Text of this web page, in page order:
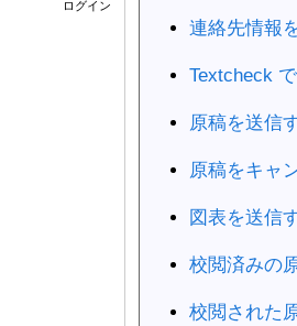
ログイン
連絡先情報
Textcheck
原稿を送信
原稿をキャ
図表を送信
校閲済みの
校閲された